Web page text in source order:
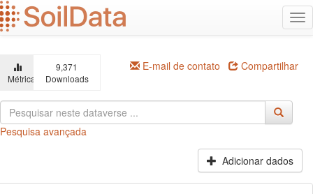
Ir
para
o
principal
Métricas
9,371
Downloads
E-mail de contato Compartilhar
Pesquisa avançada
Adicionar dados